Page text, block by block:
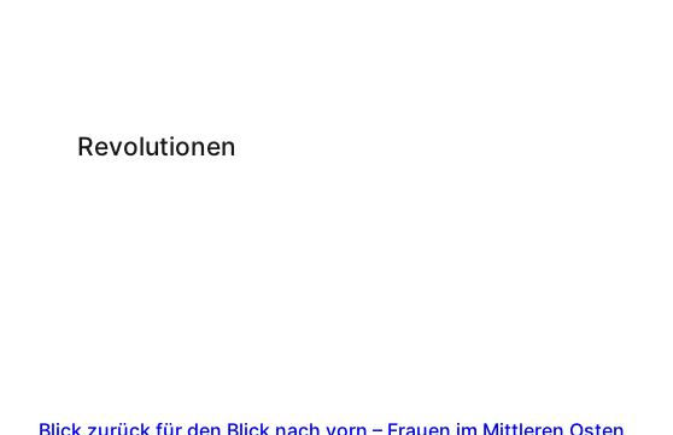
Revolutionen
Blick zurück für den Blick nach vorn – Frauen im Mittleren Osten